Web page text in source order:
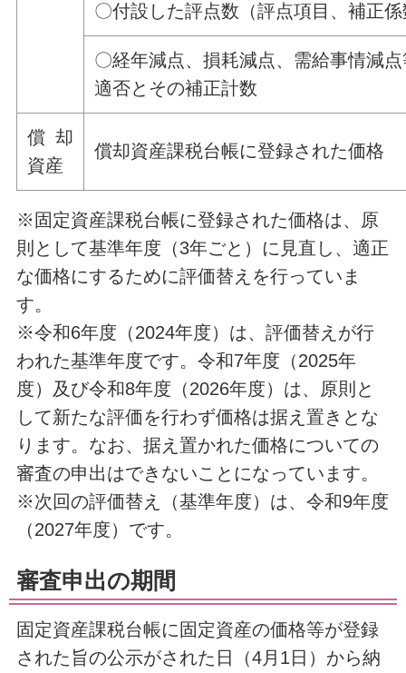
〇付設した評点数（評点項目、補正
〇経年減点、損耗減点、需給事情減
適否とその補正計数
償却
資産
償却資産課税台帳に登録された価格
※固定資産課税台帳に登録された価格は、原
則として基準年度（3年ごと）に見直し、適正
な価格にするために評価替えを行っていま
す。
※令和6年度（2024年度）は、評価替えが行
われた基準年度です。令和7年度（2025年
度）及び令和8年度（2026年度）は、原則と
して新たな評価を行わず価格は据え置きとな
ります。なお、据え置かれた価格についての
審査の申出はできないことになっています。
※次回の評価替え（基準年度）は、令和9年度
（2027年度）です。
審査申出の期間
固定資産課税台帳に固定資産の価格等が登録
された旨の公示がされた日（4月1日）から納